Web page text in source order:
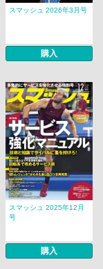
スマッシュ 2026年3月号
購入
スマッシュ 2025年12月
号
購入